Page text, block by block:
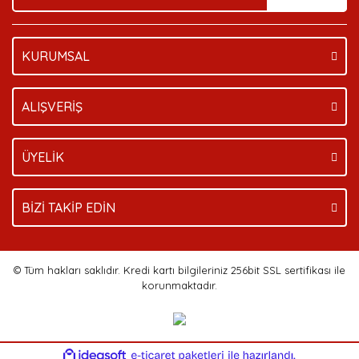
KURUMSAL
ALIŞVERİŞ
ÜYELİK
BİZİ TAKİP EDİN
© Tüm hakları saklıdır. Kredi kartı bilgileriniz 256bit SSL sertifikası ile
korunmaktadır.
ideasoft e-